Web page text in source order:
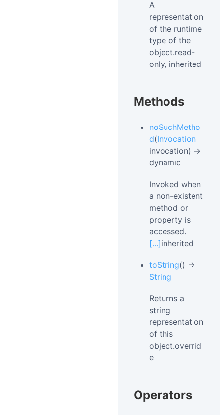
A
representation
of the runtime
type of the
object.read-
only, inherited
Methods
noSuchMetho
d(Invocation
invocation) →
dynamic
Invoked when
a non-existent
method or
property is
accessed.
[...]inherited
toString() →
String
Returns a
string
representation
of this
object.overrid
e
Operators